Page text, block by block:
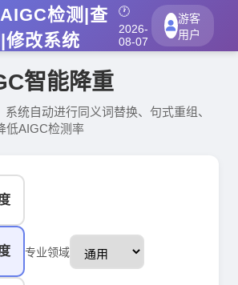
检测|查
修改系统
🕐
2026-
08-07
游客
用户
智能降重
统自动进行同义词替换、句式重组、
低AIGC检测率
专业领域